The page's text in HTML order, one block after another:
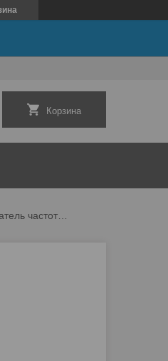
Корзина
Преобразователь частоты mc ltp-b-0110-5a3-4-00